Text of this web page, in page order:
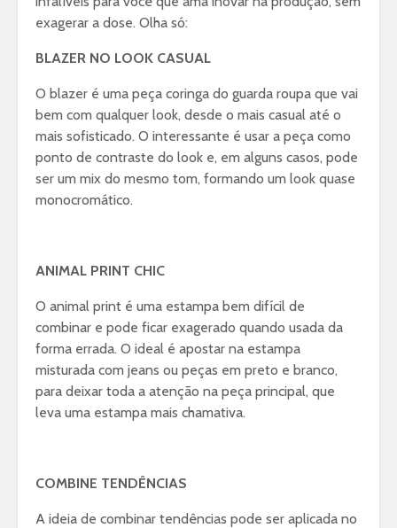
exagerar a dose. Olha só:
BLAZER NO LOOK CASUAL
O blazer é uma peça coringa do guarda roupa que vai
bem com qualquer look, desde o mais casual até o
mais sofisticado. O interessante é usar a peça como
ponto de contraste do look e, em alguns casos, pode
ser um mix do mesmo tom, formando um look quase
monocromático.
ANIMAL PRINT CHIC
O animal print é uma estampa bem difícil de
combinar e pode ficar exagerado quando usada da
forma errada. O ideal é apostar na estampa
misturada com jeans ou peças em preto e branco,
para deixar toda a atenção na peça principal, que
leva uma estampa mais chamativa.
COMBINE TENDÊNCIAS
A ideia de combinar tendências pode ser aplicada no